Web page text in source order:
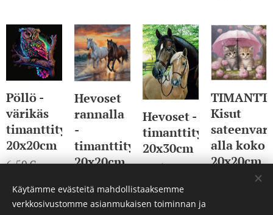
Pöllö -
värikäs
timanttityö
20x20cm
6,50€
Hevoset
rannalla
-
timanttityö
20x20cm
Hevoset -
timanttityö
20x30cm
10,50€
Kisut
alla koko
20x20cm
Käytämme evästeitä mahdollistaaksemme
verkkosivustomme asianmukaisen toiminnan ja